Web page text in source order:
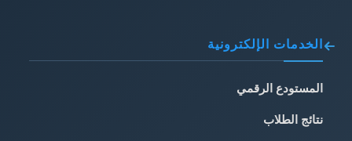
الخدمات الإلكترونية
المستودع الرقمي
نتائج الطلاب